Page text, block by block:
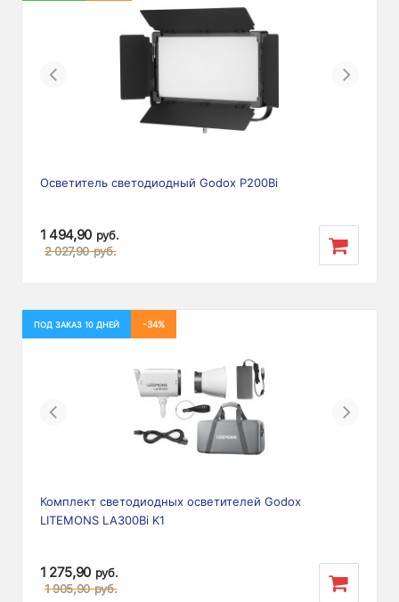
Previous Next
Осветитель светодиодный Godox P200Bi
1 494,90 руб.
2 027,90 руб.
ПОД ЗАКАЗ 10 ДНЕЙ -34%
Previous Next
Комплект светодиодных осветителей Godox
LITEMONS LA300Bi K1
1 275,90 руб.
1 905,90 руб.